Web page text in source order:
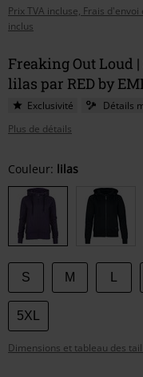
Prix TVA incluse, Frais
inclus
Freaking Out Loud
lilas par RED by
Exclusivité Détails
Plus de détails
Choisissez
votre
taille
Couleur: lilas
S M
5XL
Dimensions et tableau des